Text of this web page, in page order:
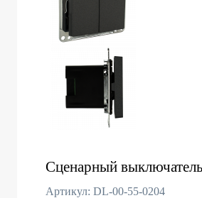
Сценарный
Артикул: DL-00-55-0204